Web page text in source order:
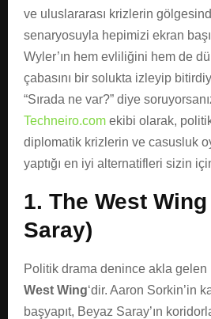
ve uluslararası krizlerin
senaryosuyla hepimizi ekran
Wyler’ın hem evliliğini hem de
çabasını bir solukta izleyip
“Sırada ne var?” diye
Techneiro.com ekibi olarak,
diplomatik krizlerin ve casusluk
yaptığı en iyi alternatifleri sizin
1. The West
Saray)
Politik drama denince akla
West Wing‘dir. Aaron Sorkin’in
başyapıt, Beyaz Saray’ın